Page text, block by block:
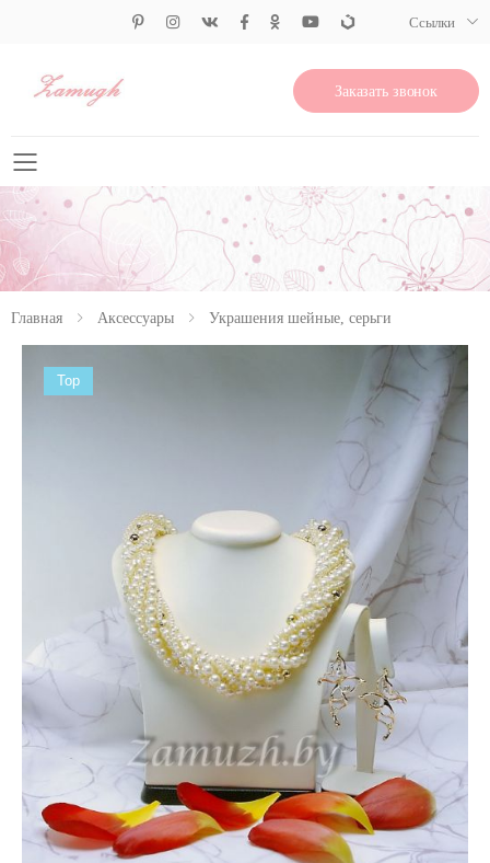
Ссылки
Заказать звонок
Свернуть меню
Главная Аксессуары Украшения шейные, серьги
Top